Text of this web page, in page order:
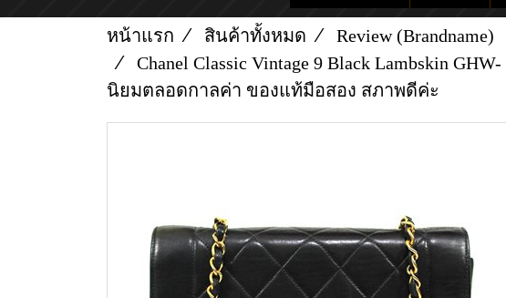
หน้าแรก สินค้าทั้งหมด
Review (Brandname)
Chanel Classic Vintage 9 Black Lambskin
นิยมตลอดกาลค่า ของแท้มือสอง สภาพดีค่ะ